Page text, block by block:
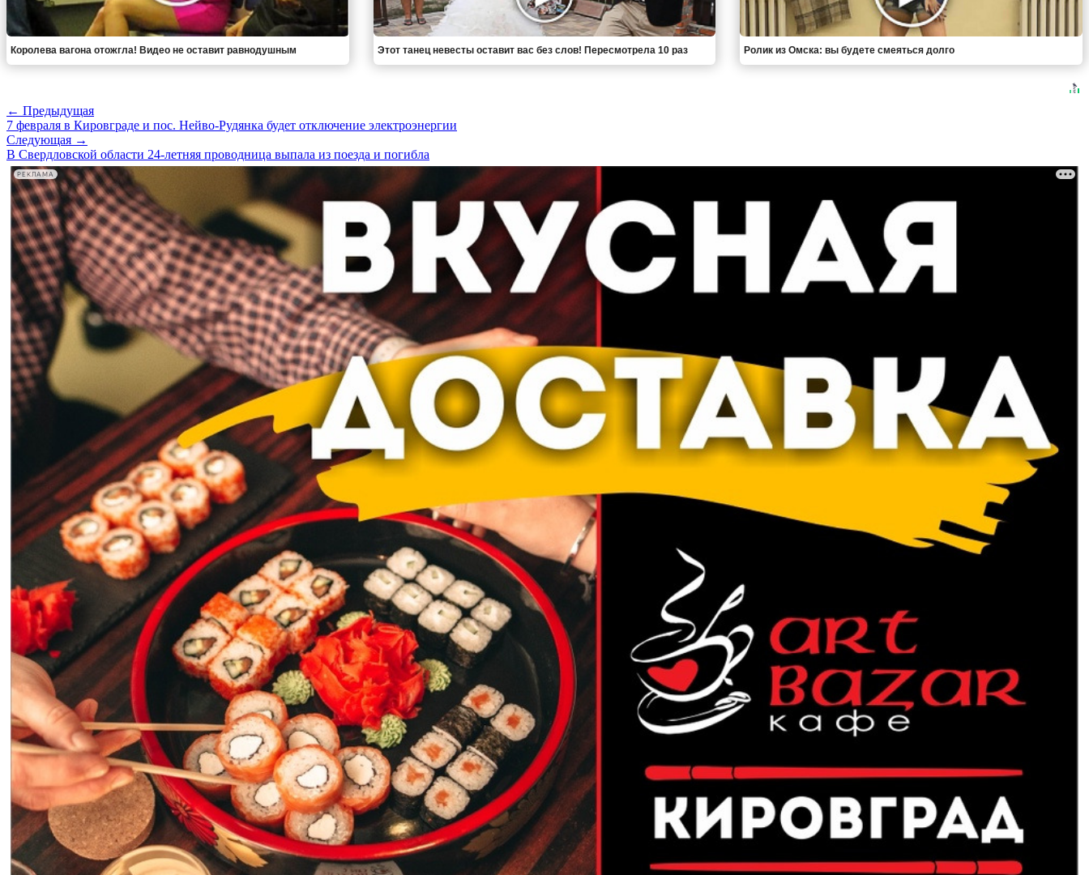
Королева вагона отожгла! Видео не оставит равнодушным Этот танец невесты оставит вас без слов! Пересмотрела 10 раз Ролик из Омска: вы будете смеяться долго
← Предыдущая
7 февраля в Кировграде и пос. Нейво-Рудянка будет отключение электроэнергии
Следующая →
В Свердловской области 24-летняя проводница выпала из поезда и погибла
РЕКЛАМА